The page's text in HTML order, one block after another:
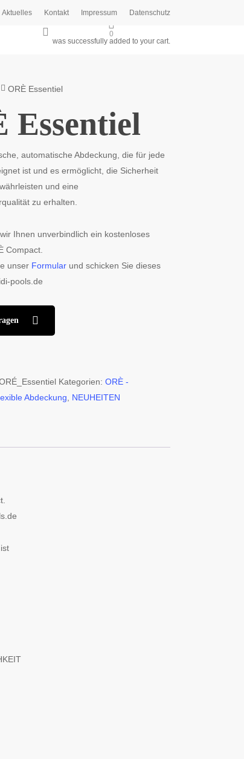
Aktuelles Kontakt Impressum Datenschutz
0
was successfully added to your cart.
ORÈ Essentiel
Essentiel
automatische Abdeckung, die für jede
ist und es ermöglicht, die Sicherheit
und eine
zu erhalten.
Ihnen unverbindlich ein kostenloses
Compact.
unser Formular und schicken Sie dieses
pools.de
Kategorien:ORÈ -
Abdeckung
NEUHEITEN